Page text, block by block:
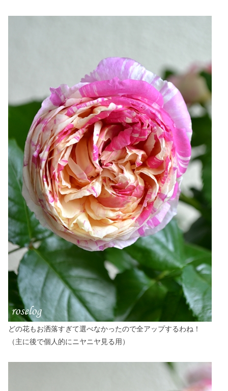
どの花もお洒落すぎて選べなかったので全アップするわね！
（主に後で個人的にニヤニヤ見る用）